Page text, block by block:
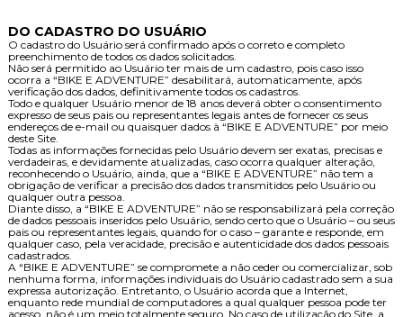
DO CADASTRO DO USUÁRIO
O cadastro do Usuário será confirmado após o correto e completo
preenchimento de todos os dados solicitados.
Não será permitido ao Usuário ter mais de um cadastro, pois caso isso
ocorra a “BIKE E ADVENTURE” desabilitará, automaticamente, após
verificação dos dados, definitivamente todos os cadastros.
Todo e qualquer Usuário menor de 18 anos deverá obter o consentimento
expresso de seus pais ou representantes legais antes de fornecer os seus
endereços de e-mail ou quaisquer dados à “BIKE E ADVENTURE” por meio
deste Site.
Todas as informações fornecidas pelo Usuário devem ser exatas, precisas e
verdadeiras, e devidamente atualizadas, caso ocorra qualquer alteração,
reconhecendo o Usuário, ainda, que a “BIKE E ADVENTURE” não tem a
obrigação de verificar a precisão dos dados transmitidos pelo Usuário ou
qualquer outra pessoa.
Diante disso, a “BIKE E ADVENTURE” não se responsabilizará pela correção
de dados pessoais inseridos pelo Usuário, sendo certo que o Usuário – ou seus
pais ou representantes legais, quando for o caso – garante e responde, em
qualquer caso, pela veracidade, precisão e autenticidade dos dados pessoais
cadastrados.
A “BIKE E ADVENTURE” se compromete a não ceder ou comercializar, sob
nenhuma forma, informações individuais do Usuário cadastrado sem a sua
expressa autorização. Entretanto, o Usuário acorda que a Internet,
enquanto rede mundial de computadores a qual qualquer pessoa pode ter
acesso, não é um meio totalmente seguro. No caso de utilização do Site, a